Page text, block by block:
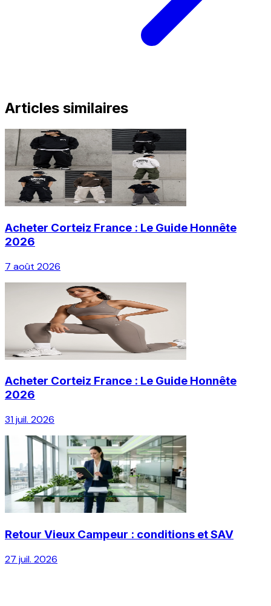
Articles similaires
Acheter Corteiz France : Le Guide Honnête
2026
7 août 2026
Acheter Corteiz France : Le Guide Honnête
2026
31 juil. 2026
Retour Vieux Campeur : conditions et SAV
27 juil. 2026